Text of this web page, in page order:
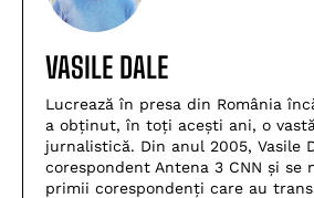
VASILE DALE
Lucrează în presa din România
a obținut, în toți acești ani, o
jurnalistică. Din anul 2005, Vasile
corespondent Antena 3 CNN și se
primii corespondenți care au